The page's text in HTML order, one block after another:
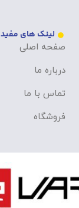
لینک های مفید
صفحه اصلی
درباره ما
تماس با ما
فروشگاه